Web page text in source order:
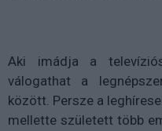
Aki imádja a
válogathat a
között. Persze a
mellette született több